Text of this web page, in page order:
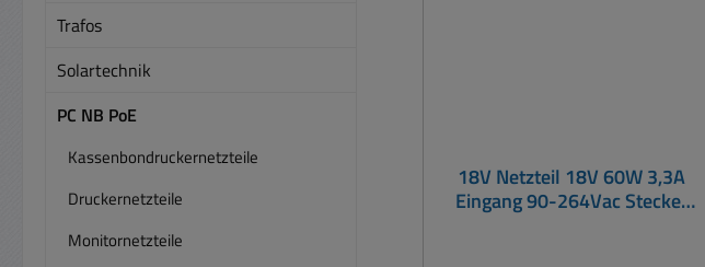
Trafos
Solartechnik
PC NB PoE
Kassenbondruckernetzteile
Druckernetzteile
Monitornetzteile
18V Netzteil 18V 60W 3,3A
Eingang 90-264Vac Stecker